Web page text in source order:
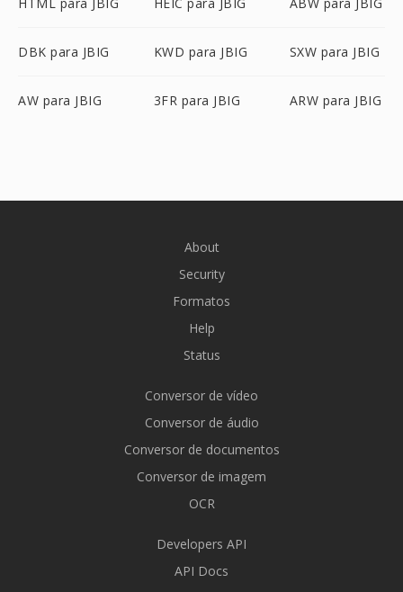
DBK para JBIG KWD para JBIG SXW para JBIG
AW para JBIG 3FR para JBIG ARW para JBIG
About
Security
Formatos
Help
Status
Conversor de vídeo
Conversor de áudio
Conversor de documentos
Conversor de imagem
OCR
Developers API
API Docs